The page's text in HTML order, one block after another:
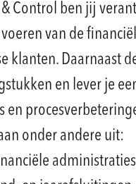
Control ben jij
van de
klanten. Daarnaast
en lever je
en
onder andere uit:
administraties